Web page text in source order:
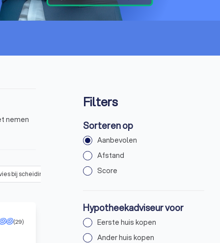
nemen
bij scheiding Anders, namelijk:
(29)
Filters
Sorteren op
Aanbevolen
Afstand
Score
Hypotheekadviseur voor
Eerste huis kopen
Ander huis kopen